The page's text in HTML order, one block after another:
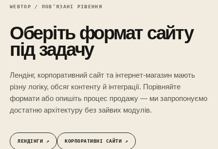
WEBTOP / ПОВ’ЯЗАНІ РІШЕННЯ
Оберіть формат сайту
під задачу
Лендінг, корпоративний сайт та інтернет-магазин мають
різну логіку, обсяг контенту й інтеграції. Порівняйте
формати або опишіть процес продажу — ми запропонуємо
достатню архітектуру без зайвих модулів.
ЛЕНДІНГИ ↗︎ КОРПОРАТИВНІ САЙТИ ↗︎